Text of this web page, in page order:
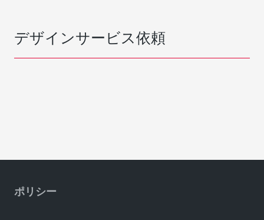
デザインサービス依頼
ポリシー